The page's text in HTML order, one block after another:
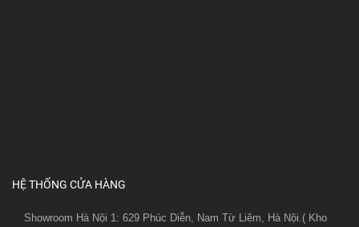
HỆ THỐNG CỬA HÀNG
Showroom Hà Nội 1: 629 Phúc Diễn, Nam Từ Liêm, Hà Nội.( Kho